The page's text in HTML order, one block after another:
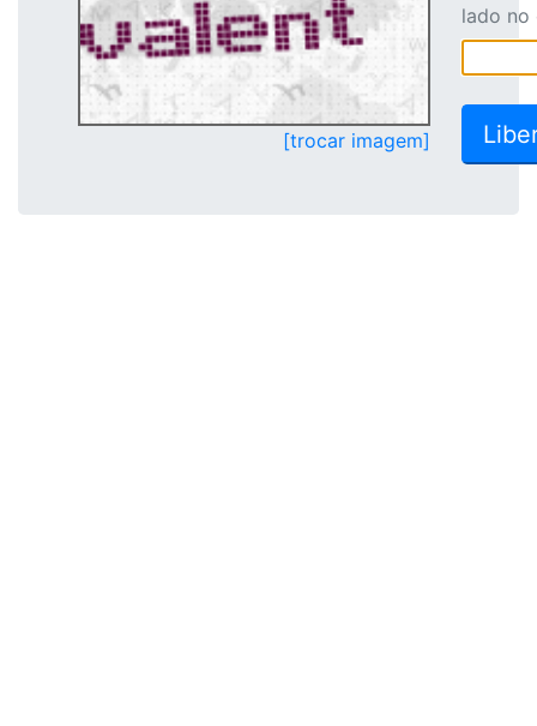
[trocar imagem]
lado no